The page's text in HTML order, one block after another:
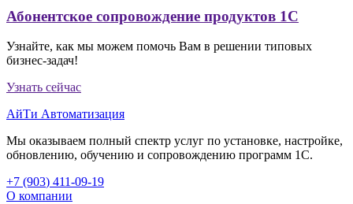
Абонентское сопровождение продуктов 1C
Узнайте, как мы можем помочь Вам в решении типовых
бизнес-задач!
Узнать сейчас
АйТи Автоматизация
Мы оказываем полный спектр услуг по установке, настройке,
обновлению, обучению и сопровождению программ 1С.
+7 (903) 411-09-19
О компании